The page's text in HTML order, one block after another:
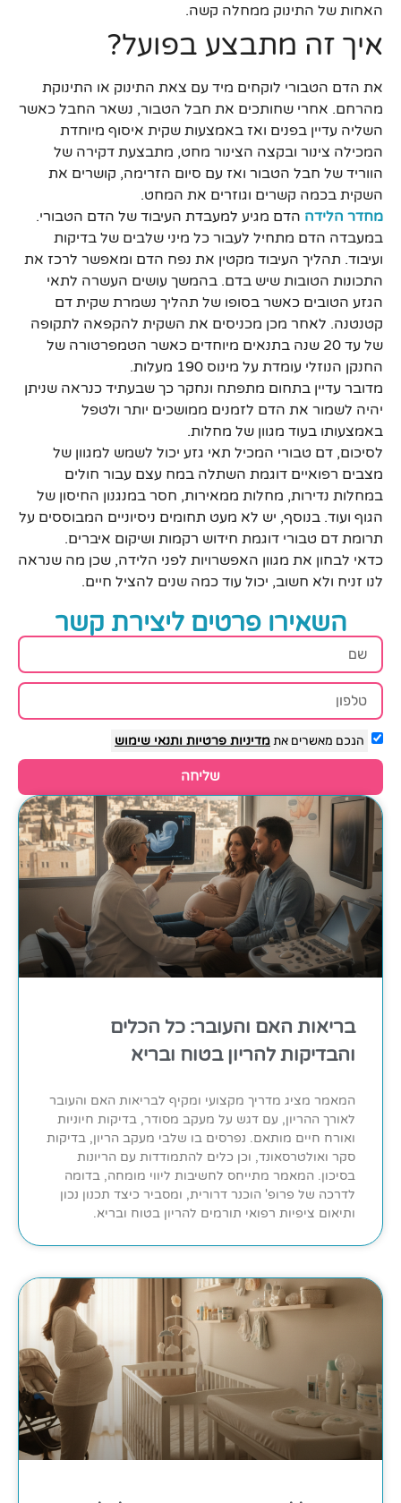
האחות של התינוק ממחלה קשה.
איך זה מתבצע בפועל?
את הדם הטבורי לוקחים מיד עם צאת התינוק או התינוקת
מהרחם. אחרי שחותכים את חבל הטבור, נשאר החבל כאשר
השליה עדיין בפנים ואז באמצעות שקית איסוף מיוחדת
המכילה צינור ובקצה הצינור מחט, מתבצעת דקירה של
הווריד של חבל הטבור ואז עם סיום הזרימה, קושרים את
השקית בכמה קשרים וגוזרים את המחט.
מחדר הלידה הדם מגיע למעבדת העיבוד של הדם הטבורי.
במעבדה הדם מתחיל לעבור כל מיני שלבים של בדיקות
ועיבוד. תהליך העיבוד מקטין את נפח הדם ומאפשר לרכז את
התכונות הטובות שיש בדם. בהמשך עושים העשרה לתאי
הגזע הטובים כאשר בסופו של תהליך נשמרת שקית דם
קטנטנה. לאחר מכן מכניסים את השקית להקפאה לתקופה
של עד 20 שנה בתנאים מיוחדים כאשר הטמפרטורה של
החנקן הנוזלי עומדת על מינוס 190 מעלות.
מדובר עדיין בתחום מתפתח ונחקר כך שבעתיד כנראה שניתן
יהיה לשמור את הדם לזמנים ממושכים יותר ולטפל
באמצעותו בעוד מגוון של מחלות.
לסיכום, דם טבורי המכיל תאי גזע יכול לשמש למגוון של
מצבים רפואיים דוגמת השתלה במח עצם עבור חולים
במחלות נדירות, מחלות ממאירות, חסר במנגנון החיסון של
הגוף ועוד. בנוסף, יש לא מעט תחומים ניסיוניים המבוססים על
תרומת דם טבורי דוגמת חידוש רקמות ושיקום איברים.
כדאי לבחון את מגוון האפשרויות לפני הלידה, שכן מה שנראה
לנו זניח ולא חשוב, יכול עוד כמה שנים להציל חיים.
השאירו פרטים ליצירת קשר
הנכם מאשרים אתמדיניות פרטיות ותנאי שימוש
שליחה
בריאות האם והעובר: כל הכלים
והבדיקות להריון בטוח ובריא
המאמר מציג מדריך מקצועי ומקיף לבריאות האם והעובר
לאורך ההריון, עם דגש על מעקב מסודר, בדיקות חיוניות
ואורח חיים מותאם. נפרסים בו שלבי מעקב הריון, בדיקות
סקר ואולטרסאונד, וכן כלים להתמודדות עם הריונות
בסיכון. המאמר מתייחס לחשיבות ליווי מומחה, בדומה
לדרכה של פרופ' הוכנר דרורית, ומסביר כיצד תכנון נכון
ותיאום ציפיות רפואי תורמים להריון בטוח ובריא.